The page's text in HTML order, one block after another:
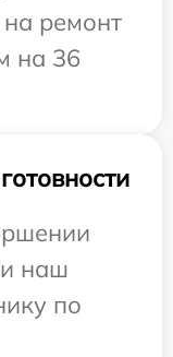
ремонт
на 36
наш
по